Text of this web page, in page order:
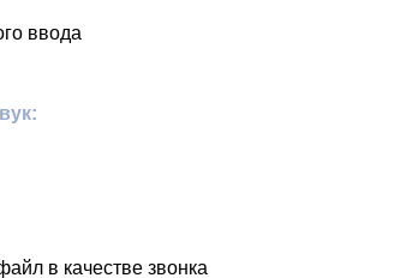
ввода
в качестве звонка